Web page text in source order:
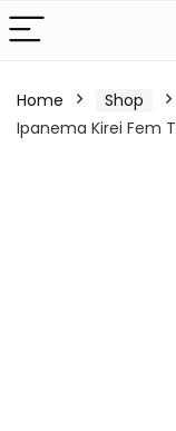
Home Shop
Ipanema Kirei Fem